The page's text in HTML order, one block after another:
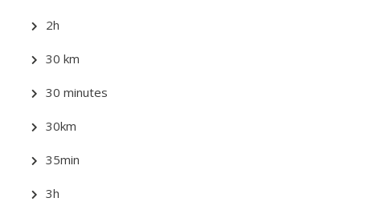
2h
30 km
30 minutes
30km
35min
3h